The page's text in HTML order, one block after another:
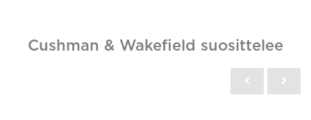
Cushman & Wakefield suosittelee